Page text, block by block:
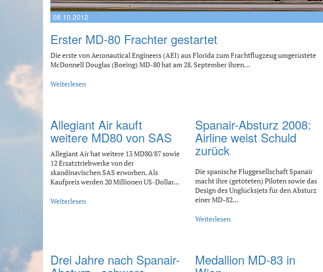
08.10.2012
Erster MD-80 Frachter gestartet
Die erste von Aeronautical Engineers (AEI) aus Florida zum Frachtflugzeug umgerüstete
McDonnell Douglas (Boeing) MD-80 hat am 28. September ihren…
Weiterlesen
Allegiant Air kauft
weitere MD80 von SAS
Allegiant Air hat weitere 13 MD80/87 sowie
12 Ersatztriebwerke von der
skandinavischen SAS erworben. Als
Kaufpreis werden 20 Millionen US-Dollar…
Weiterlesen
Spanair-Absturz 2008:
Airline weist Schuld
zurück
Die spanische Fluggesellschaft Spanair
macht ihre (getöteten) Piloten sowie das
Design des Unglücksjets für den Absturz
einer MD-82…
Weiterlesen
Drei Jahre nach Spanair- Medallion MD-83 in